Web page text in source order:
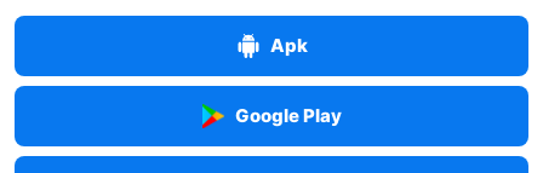
Apk
Google Play